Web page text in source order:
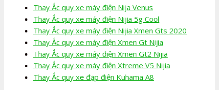
Thay Ắc quy xe máy điện Nija Venus
Thay Ắc quy xe máy điện Nijia 5g Cool
Thay Ắc quy xe máy điện Nijia Xmen Gts 2020
Thay Ắc quy xe máy điện Xmen Gt Nijia
Thay Ắc quy xe máy điện Xmen Gt2 Nijia
Thay Ắc quy xe máy điện Xtreme V5 Nijia
Thay Ắc quy xe đạp điện Kuhama A8